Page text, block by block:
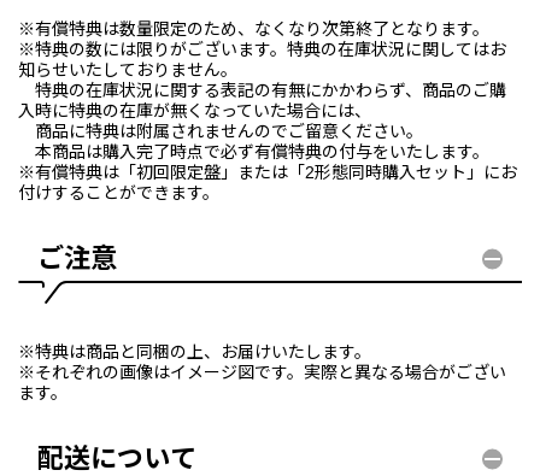
※有償特典は数量限定のため、なくなり次第終了となります。
※特典の数には限りがございます。特典の在庫状況に関してはお
知らせいたしておりません。
特典の在庫状況に関する表記の有無にかかわらず、商品のご購
入時に特典の在庫が無くなっていた場合には、
商品に特典は附属されませんのでご留意ください。
本商品は購入完了時点で必ず有償特典の付与をいたします。
※有償特典は「初回限定盤」または「2形態同時購入セット」にお
付けすることができます。
ご注意
※特典は商品と同梱の上、お届けいたします。
※それぞれの画像はイメージ図です。実際と異なる場合がござい
ます。
配送について